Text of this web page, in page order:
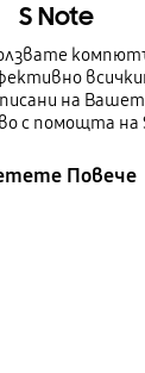
S Note
на
с помощта на
Повече